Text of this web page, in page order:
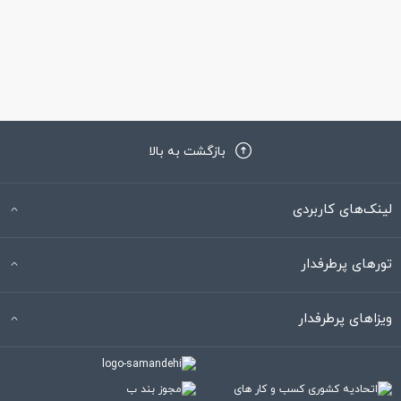
ای داشت که با یک دقیقه پیاده روی طی میشد و خیلی اذیت کننده
تحویل دادند.کارکنان انگلیسی کم بلد بودند و یا اصلا متوجه نمیشدند
و بدون مشکل کارها را انجام میدادند.یک پسر جوانی بود به نام
گرفته تا سفارش املت صبحانه و هماهنگی ماشین.
بازگشت به بالا
لینک‌های کاربردی
تورهای پرطرفدار
ویزاهای پرطرفدار